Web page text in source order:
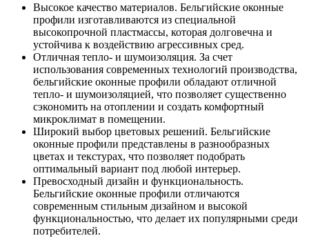
Высокое качество материалов. Бельгийские оконные
профили изготавливаются из специальной
высокопрочной пластмассы, которая долговечна и
устойчива к воздействию агрессивных сред.
Отличная тепло- и шумоизоляция. За счет
использования современных технологий производства,
бельгийские оконные профили обладают отличной
тепло- и шумоизоляцией, что позволяет существенно
сэкономить на отоплении и создать комфортный
микроклимат в помещении.
Широкий выбор цветовых решений. Бельгийские
оконные профили представлены в разнообразных
цветах и текстурах, что позволяет подобрать
оптимальный вариант под любой интерьер.
Превосходный дизайн и функциональность.
Бельгийские оконные профили отличаются
современным стильным дизайном и высокой
функциональностью, что делает их популярными среди
потребителей.